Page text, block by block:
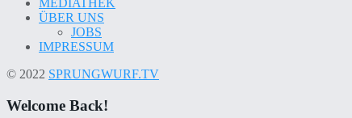
MEDIATHEK
ÜBER UNS
JOBS
IMPRESSUM
© 2022 SPRUNGWURF.TV
Welcome Back!